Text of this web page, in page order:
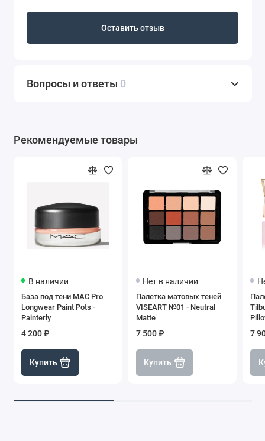
Оставить отзыв
Вопросы и ответы 0
Рекомендуемые товары
В наличии
База под тени MAC Pro
Longwear Paint Pots -
Painterly
4 200 ₽
Купить
Нет в наличии
Палетка матовых теней
VISEART №01 - Neutral
Matte
7 500 ₽
Купить
7